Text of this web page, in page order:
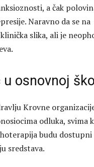
a čak
Naravno da se na
slika, ali je
u osnovnoj
Krovne
odluka, svima
budu dostupni
sredstava.